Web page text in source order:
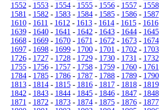
1552 - 1553- 1554- 1555- 1556- 1557- 1558
1581 - 1582 - 1583- 1584- 1585- 1586- 1587
1610 - 1611 - 1612 - 1613 - 1614 - 1615 - 1616
1639- 1640- 1641 - 1642 - 1643- 1644- 1645
1668- 1669- 1670- 1671 - 1672 - 1673- 1674
1697 - 1698 - 1699 - 1700 - 1701 - 1702 - 1703
1726- 1727- 1728- 1729- 1730- 1731 - 1732
1755- 1756- 1757- 1758- 1759- 1760- 1761
1784 - 1785 - 1786 - 1787 - 1788 - 1789 - 1790
1813- 1814- 1815- 1816- 1817- 1818- 1819
1842 - 1843- 1844- 1845- 1846- 1847- 1848
1871 - 1872 - 1873- 1874- 1875- 1876- 1877